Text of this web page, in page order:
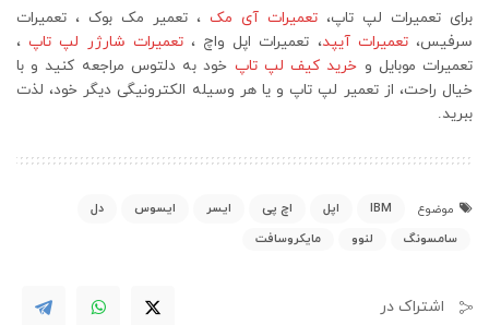
برای تعمیرات لپ تاپ، تعمیرات آی مک ، تعمیر مک بوک ، تعمیرات
سرفیس،تعمیرات آیپد، تعمیرات اپل واچ ،تعمیرات شارژر لپ تاپ،
تعمیرات موبایل و خرید کیف لپ تاپ خود به دلتوس مراجعه کنید و با
خیال راحت، از تعمیر لپ تاپ و یا هر وسیله الکترونیگی دیگر خود، لذت
ببرید.
موضوع IBM اپل اچ پی ایسر ایسوس
دل
سامسونگ
لنوو مایکروسافت
اشتراک در